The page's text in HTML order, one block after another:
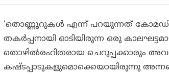
‘തൊണ്ണൂറുകൾ എന്ന് പറയുന്നത് കോമഡി
തകർപ്പനായി ഓടിയിരുന്ന ഒരു
തൊഴിൽരഹിതരായ ചെറുപ്പക്കാരും
കഷ്ടപ്പാടുകളുമൊക്കെയായിരുന്നു